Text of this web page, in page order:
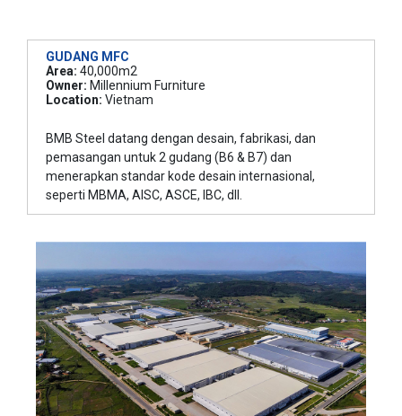
GUDANG MFC
Area: 40,000m2
Owner: Millennium Furniture
Location: Vietnam
BMB Steel datang dengan desain, fabrikasi, dan
pemasangan untuk 2 gudang (B6 & B7) dan
menerapkan standar kode desain internasional,
seperti MBMA, AISC, ASCE, IBC, dll.